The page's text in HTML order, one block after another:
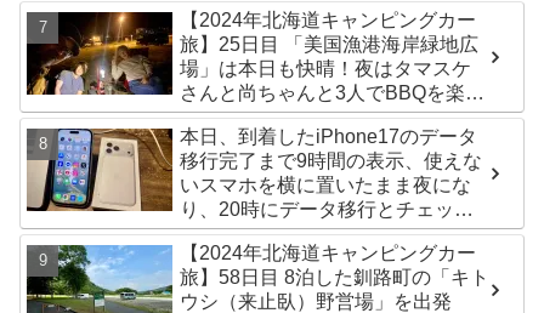
【2024年北海道キャンピングカー
旅】25日目 「美国漁港海岸緑地広
場」は本日も快晴！夜はタマスケ
さんと尚ちゃんと3人でBBQを楽し
みました♪
本日、到着したiPhone17のデータ
移行完了まで9時間の表示、使えな
いスマホを横に置いたまま夜にな
り、20時にデータ移行とチェック
が無事完了！午後からの写真がほ
ぼありません^^;
【2024年北海道キャンピングカー
旅】58日目 8泊した釧路町の「キト
ウシ（来止臥）野営場」を出発